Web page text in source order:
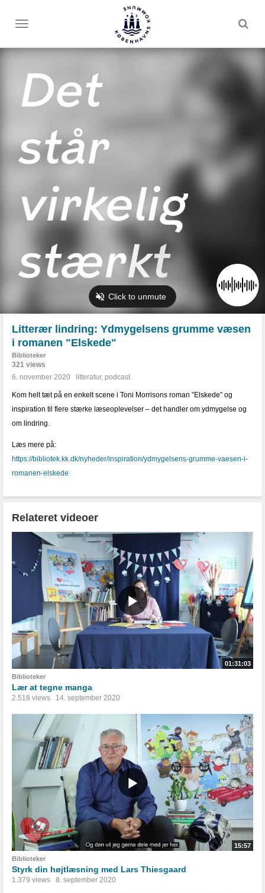
Toggle
Litterær lindring: Ydmygelsens grumme væsen
i romanen "Elskede"
Biblioteker
321 views
6. november 2020
litteratur, podcast
Kom helt tæt på en enkelt scene i Toni Morrisons roman ”Elskede” og
inspiration til flere stærke læseoplevelser – det handler om ydmygelse og
om lindring.
Læs mere på:
https://bibliotek.kk.dk/nyheder/inspiration/ydmygelsens-grumme-vaesen-i-
romanen-elskede
Relateret videoer
01:31:03
Biblioteker
Lær at tegne manga
2.518 views 14. september 2020
15:57
Biblioteker
Styrk din højtlæsning med Lars Thiesgaard
1.379 views 8. september 2020